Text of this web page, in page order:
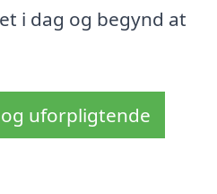
i dag og begynd at
uforpligtende